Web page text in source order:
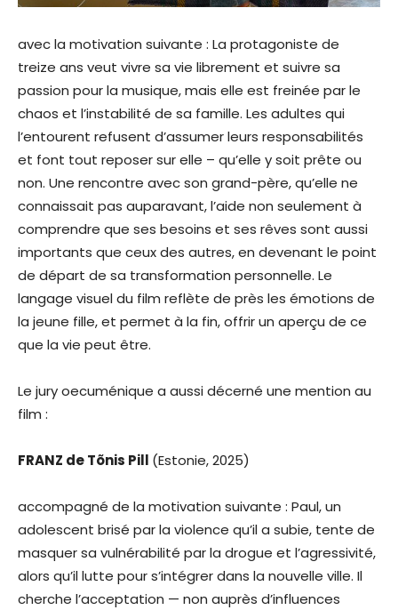
avec la motivation suivante : La protagoniste de
treize ans veut vivre sa vie librement et suivre sa
passion pour la musique, mais elle est freinée par le
chaos et l’instabilité de sa famille. Les adultes qui
l’entourent refusent d’assumer leurs responsabilités
et font tout reposer sur elle – qu’elle y soit prête ou
non. Une rencontre avec son grand-père, qu’elle ne
connaissait pas auparavant, l’aide non seulement à
comprendre que ses besoins et ses rêves sont aussi
importants que ceux des autres, en devenant le point
de départ de sa transformation personnelle. Le
langage visuel du film reflète de près les émotions de
la jeune fille, et permet à la fin, offrir un aperçu de ce
que la vie peut être.
Le jury oecuménique a aussi décerné une mention au
film :
FRANZ de Tõnis Pill (Estonie, 2025)
accompagné de la motivation suivante : Paul, un
adolescent brisé par la violence qu’il a subie, tente de
masquer sa vulnérabilité par la drogue et l’agressivité,
alors qu’il lutte pour s’intégrer dans la nouvelle ville. Il
cherche l’acceptation — non auprès d’influences